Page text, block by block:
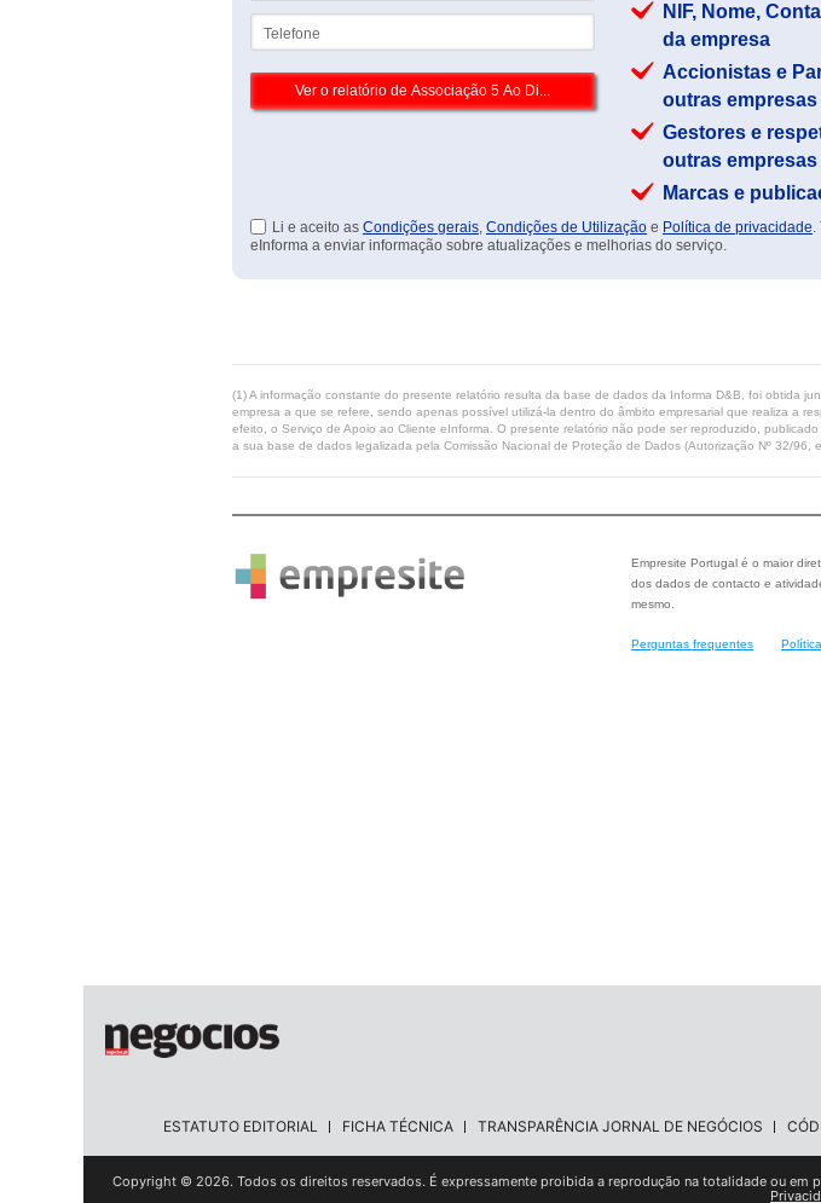
NIF, Nome,
da empresa
Accionistas e
outras empresas
Gestores e
outras empresas
Marcas e
Li e aceito as Condições gerais, Condições de Utilização e Política de privacidade.
eInforma a enviar informação sobre atualizações e melhorias do serviço.
(1) A informação constante do presente relatório resulta da base de dados da Informa D&B, foi obtida
empresa a que se refere, sendo apenas possível utilizá-la dentro do âmbito empresarial que realiza a
efeito, o Serviço de Apoio ao Cliente eInforma. O presente relatório não pode ser reproduzido,
a sua base de dados legalizada pela Comissão Nacional de Proteção de Dados (Autorização Nº 32/96,
Empresite Portugal é o maior
dos dados de contacto e
mesmo.
Perguntas frequentes